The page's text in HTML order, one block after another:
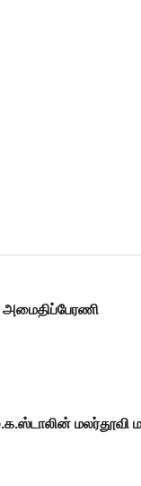
அமைதிப்பேரணி
மலர்தூவி